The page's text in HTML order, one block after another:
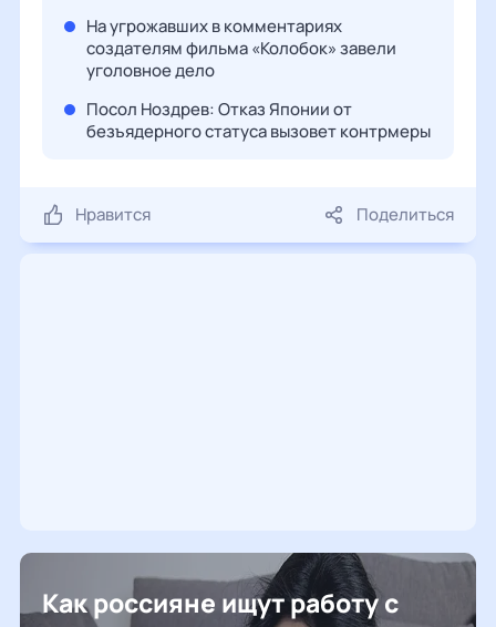
На угрожавших в комментариях
создателям фильма «Колобок» завели
уголовное дело
Посол Ноздрев: Отказ Японии от
безъядерного статуса вызовет контрмеры
Нравится Поделиться
Как россияне ищут работу с